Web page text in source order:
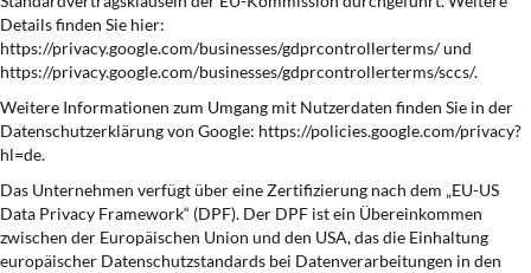
Details finden Sie hier:
https://privacy.google.com/businesses/gdprcontrollerterms/ und
https://privacy.google.com/businesses/gdprcontrollerterms/sccs/.
Weitere Informationen zum Umgang mit Nutzerdaten finden Sie in der
Datenschutzerklärung von Google: https://policies.google.com/privacy?
hl=de.
Das Unternehmen verfügt über eine Zertifizierung nach dem „EU-US
Data Privacy Framework“ (DPF). Der DPF ist ein Übereinkommen
zwischen der Europäischen Union und den USA, das die Einhaltung
europäischer Datenschutzstandards bei Datenverarbeitungen in den